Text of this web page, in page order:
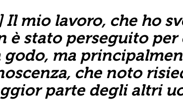
Il mio lavoro, che ho
è stato perseguito
godo, ma
che noto
parte degli altri